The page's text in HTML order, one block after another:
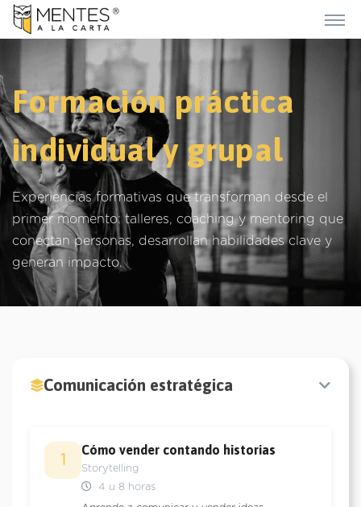
Formación práctica
individual y grupal
Experiencias formativas que transforman desde el
primer momento: talleres, coaching y mentoring que
conectan personas, desarrollan habilidades clave y
generan impacto.
Comunicación estratégica
1
Cómo vender contando historias
Storytelling
4 u 8 horas